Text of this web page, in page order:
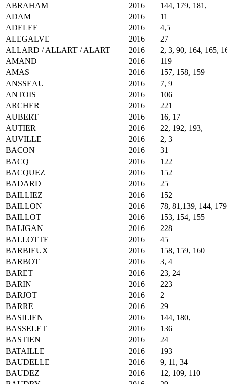
ABRAHAM
2016
144, 179, 181,
ADAM
2016
11
ADELEE
2016
4,5
ALEGALVE
2016
27
ALLARD / ALLART / ALART
2016
2, 3, 90, 164, 165,
AMAND
2016
119
AMAS
2016
157, 158, 159
ANSSEAU
2016
7, 9
ANTOIS
2016
106
ARCHER
2016
221
AUBERT
2016
16, 17
AUTIER
2016
22, 192, 193,
AUVILLE
2016
2, 3
BACON
2016
31
BACQ
2016
122
BACQUEZ
2016
152
BADARD
2016
25
BAILLIEZ
2016
152
BAILLON
2016
78, 81,139, 144,
BAILLOT
2016
153, 154, 155
BALIGAN
2016
228
BALLOTTE
2016
45
BARBIEUX
2016
158, 159, 160
BARBOT
2016
3, 4
BARET
2016
23, 24
BARIN
2016
223
BARJOT
2016
2
BARRE
2016
29
BASILIEN
2016
144, 180,
BASSELET
2016
136
BASTIEN
2016
24
BATAILLE
2016
193
BAUDELLE
2016
9, 11, 34
BAUDEZ
2016
12, 109, 110